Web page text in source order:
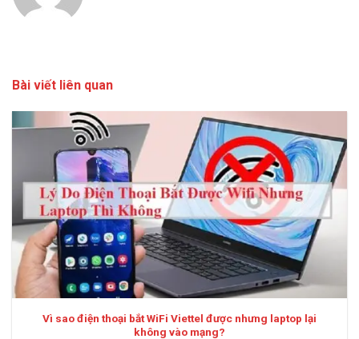
Bài viết liên quan
Vì sao điện thoại bắt WiFi Viettel được nhưng laptop lại
không vào mạng?